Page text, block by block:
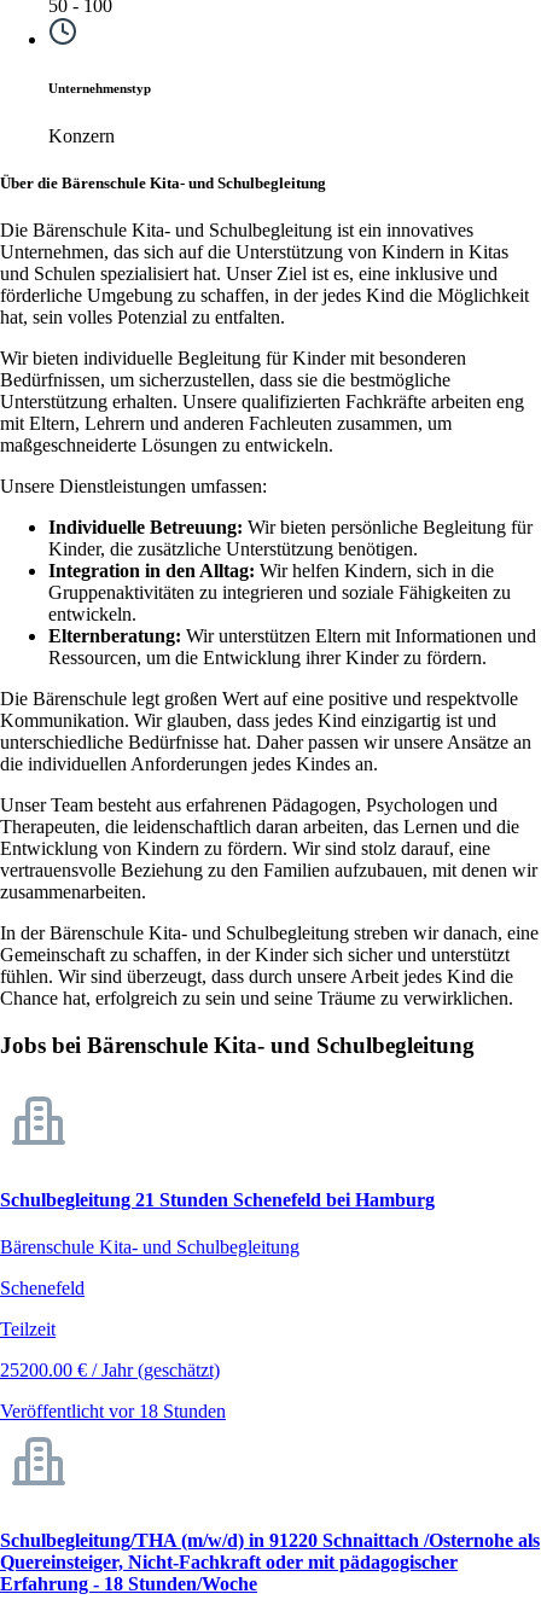
50 - 100
Unternehmenstyp
Konzern
Über die Bärenschule Kita- und Schulbegleitung
Die Bärenschule Kita- und Schulbegleitung ist ein innovatives
Unternehmen, das sich auf die Unterstützung von Kindern in Kitas
und Schulen spezialisiert hat. Unser Ziel ist es, eine inklusive und
förderliche Umgebung zu schaffen, in der jedes Kind die Möglichkeit
hat, sein volles Potenzial zu entfalten.
Wir bieten individuelle Begleitung für Kinder mit besonderen
Bedürfnissen, um sicherzustellen, dass sie die bestmögliche
Unterstützung erhalten. Unsere qualifizierten Fachkräfte arbeiten eng
mit Eltern, Lehrern und anderen Fachleuten zusammen, um
maßgeschneiderte Lösungen zu entwickeln.
Unsere Dienstleistungen umfassen:
Individuelle Betreuung: Wir bieten persönliche Begleitung für
Kinder, die zusätzliche Unterstützung benötigen.
Integration in den Alltag: Wir helfen Kindern, sich in die
Gruppenaktivitäten zu integrieren und soziale Fähigkeiten zu
entwickeln.
Elternberatung: Wir unterstützen Eltern mit Informationen und
Ressourcen, um die Entwicklung ihrer Kinder zu fördern.
Die Bärenschule legt großen Wert auf eine positive und respektvolle
Kommunikation. Wir glauben, dass jedes Kind einzigartig ist und
unterschiedliche Bedürfnisse hat. Daher passen wir unsere Ansätze an
die individuellen Anforderungen jedes Kindes an.
Unser Team besteht aus erfahrenen Pädagogen, Psychologen und
Therapeuten, die leidenschaftlich daran arbeiten, das Lernen und die
Entwicklung von Kindern zu fördern. Wir sind stolz darauf, eine
vertrauensvolle Beziehung zu den Familien aufzubauen, mit denen wir
zusammenarbeiten.
In der Bärenschule Kita- und Schulbegleitung streben wir danach, eine
Gemeinschaft zu schaffen, in der Kinder sich sicher und unterstützt
fühlen. Wir sind überzeugt, dass durch unsere Arbeit jedes Kind die
Chance hat, erfolgreich zu sein und seine Träume zu verwirklichen.
Jobs bei Bärenschule Kita- und Schulbegleitung
Schulbegleitung 21 Stunden Schenefeld bei Hamburg
Bärenschule Kita- und Schulbegleitung
Schenefeld
Teilzeit
25200.00 € / Jahr (geschätzt)
Veröffentlicht vor 18 Stunden
Schulbegleitung/THA (m/w/d) in 91220 Schnaittach /Osternohe als
Quereinsteiger, Nicht-Fachkraft oder mit pädagogischer
Erfahrung - 18 Stunden/Woche